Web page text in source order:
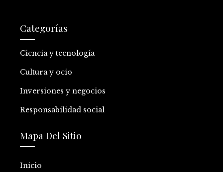
Categorías
Ciencia y tecnología
Cultura y ocio
Inversiones y negocios
Responsabilidad social
Mapa Del Sitio
Inicio